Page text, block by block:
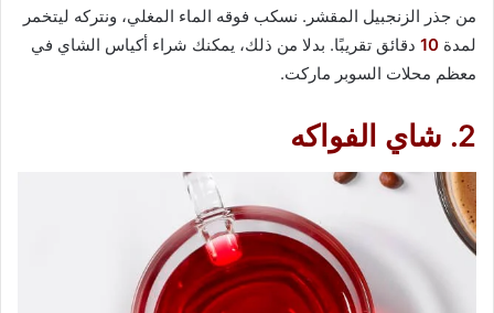
من جذر الزنجبيل المقشر. نسكب فوقه الماء المغلي، ونتركه ليتخمر
لمدة
دقائق تقريبًا. بدلا من ذلك، يمكنك شراء أكياس الشاي في
معظم محلات السوبر ماركت.
2. شاي الفواكه